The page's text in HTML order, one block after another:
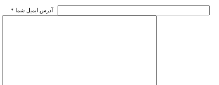
* آدرس ايميل شما